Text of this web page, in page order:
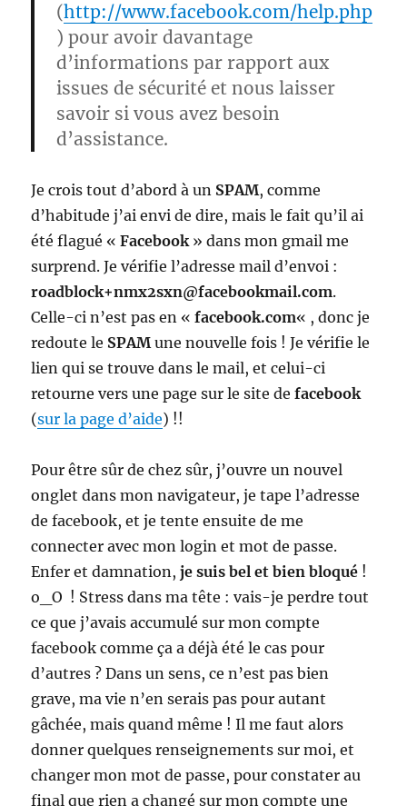
(http://www.facebook.com/help.php
) pour avoir davantage
d’informations par rapport aux
issues de sécurité et nous laisser
savoir si vous avez besoin
d’assistance.
Je crois tout d’abord à un SPAM, comme
d’habitude j’ai envi de dire, mais le fait qu’il ai
été flagué «Facebook» dans mon gmail me
surprend. Je vérifie l’adresse mail d’envoi :
roadblock+nmx2sxn@facebookmail.com.
Celle-ci n’est pas en «facebook.com« , donc je
redoute le SPAMune nouvelle fois ! Je vérifie le
lien qui se trouve dans le mail, et celui-ci
retourne vers une page sur le site defacebook
(sur la page d’aide) !!
Pour être sûr de chez sûr, j’ouvre un nouvel
onglet dans mon navigateur, je tape l’adresse
de facebook, et je tente ensuite de me
connecter avec mon login et mot de passe.
Enfer et damnation,je suis bel et bien bloqué !
o_O ! Stress dans ma tête : vais-je perdre tout
ce que j’avais accumulé sur mon compte
facebook comme ça a déjà été le cas pour
d’autres ? Dans un sens, ce n’est pas bien
grave, ma vie n’en serais pas pour autant
gâchée, mais quand même ! Il me faut alors
donner quelques renseignements sur moi, et
changer mon mot de passe, pour constater au
final que rien a changé sur mon compte une